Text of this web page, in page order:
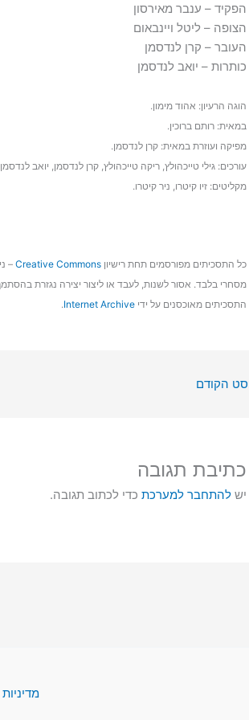
הפקיד – ענבר מאירסון
הצופה – ליטל ויינבאום
העובר – קרן לנדסמן
כותרות – יואב לנדסמן
הוגה הרעיון: אהוד מימון.
במאית: רותם ברוכין.
מפיקה ועוזרת במאית: קרן לנדסמן.
עורכים: גילי טייכהולץ, ריקה טייכהולץ, קרן לנדסמן, יואב
מקליטים: זיו קיטרו, ניר קיטרו.
כל התסכיתים מפורסמים תחת רישיון Creative Commons
–
מסחרי בלבד. אסור לשנות, לעבד או ליצור יצירה נגזרת
התסכיתים מאוכסנים על ידי Internet Archive
.
הקודם
כתיבת תגובה
יש להתחבר למערכת כדי לכתוב תגובה.